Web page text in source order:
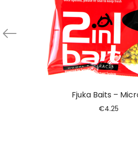
Fjuka Baits –
€4.25